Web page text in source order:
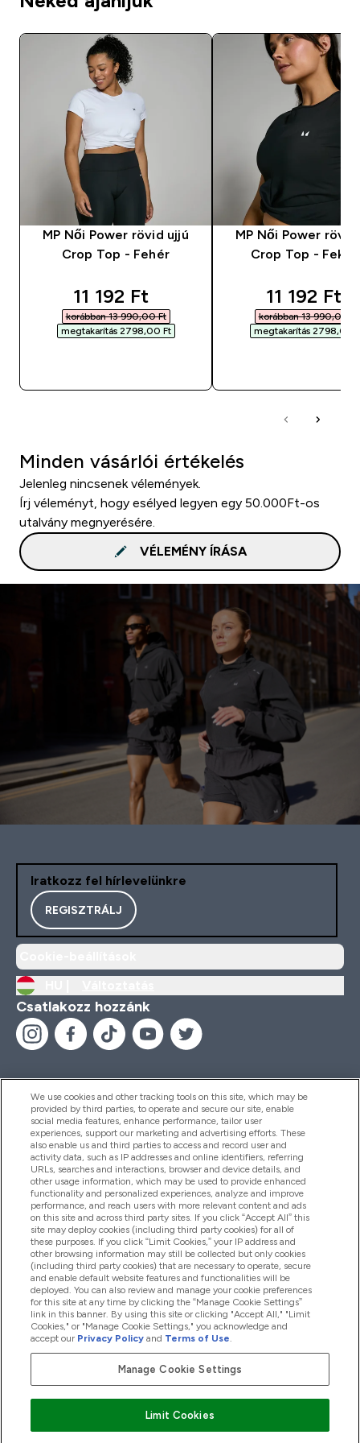
MP Női Power rövid ujjú
Crop Top - Fehér
discounted price
11 192 Ft‎
korábban 13 990,00 Ft‎
megtakarítás 2798,00 Ft‎
MP Női Power rövid
Crop Top -
11 192 Ft‎
korábban 13 990,00 Ft‎
megtakarítás 2798,00
Minden vásárlói értékelés
Jelenleg nincsenek vélemények.
Írj véleményt, hogy esélyed legyen egy 50.000Ft-os
utalvány megnyerésére.
VÉLEMÉNY ÍRÁSA
Iratkozz fel hírlevelünkre
REGISZTRÁLJ
Csatlakozz hozzánk
Segítség És Információ
Termékek
Céginformáció
Hűség És Jutalmak
2026 The Hut.com Ltd
We use cookies and other tracking tools on this site, which may be
provided by third parties, to operate and secure our site, enable
social media features, enhance performance, tailor user
experiences, support our marketing and advertising efforts. These
also enable us and third parties to access and record user and
activity data, such as IP addresses and online identifiers, referring
URLs, searches and interactions, browser and device details, and
other usage information, which may be used to provide enhanced
functionality and personalized experiences, analyze and improve
performance, and reach users with more relevant content and ads
on this site and across third party sites. If you click “Accept All” this
site may deploy cookies (including third party cookies) for all of
these purposes. If you click “Limit Cookies,” your IP address and
other browsing information may still be collected but only cookies
(including third party cookies) that are necessary to operate, secure
and enable default website features and functionalities will be
deployed. You can also review and manage your cookie preferences
for this site at any time by clicking the “Manage Cookie Settings”
link in this banner. By using this site or clicking "Accept All," "Limit
Cookies," or "Manage Cookie Settings," you acknowledge and
accept our Privacy Policy and Terms of Use.
Manage Cookie Settings
Limit Cookies